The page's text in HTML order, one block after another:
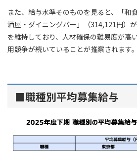
また、給与水準そのものを見ると、「和
酒屋・ダイニングバー」（314,121円）
を維持しており、人材確保の難易度が高
用競争が続いていることが推察されます。
■職種別平均募集給与